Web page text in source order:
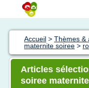
Accueil > Thèmes &
maternite soiree >
Articles
soiree